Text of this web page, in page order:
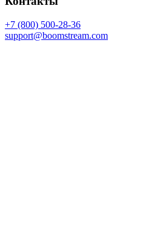
+7 (800) 500-28-36
support@boomstream.com